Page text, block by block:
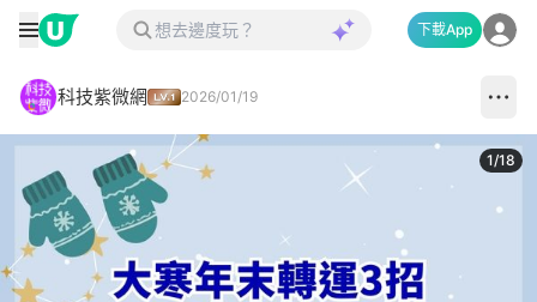
下載App
科技紫微網 2026/01/19
1/18